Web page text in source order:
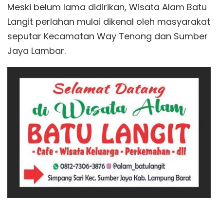
Meski belum lama didirikan, Wisata Alam Batu
Langit perlahan mulai dikenal oleh masyarakat
seputar Kecamatan Way Tenong dan Sumber
Jaya Lambar.